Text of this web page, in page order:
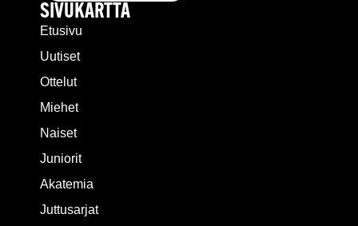
SIVUKARTTA
Etusivu
Uutiset
Ottelut
Miehet
Naiset
Juniorit
Akatemia
Juttusarjat